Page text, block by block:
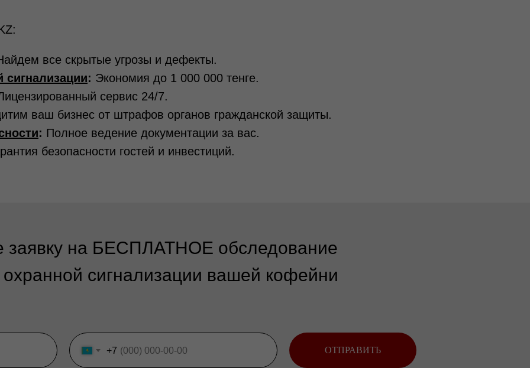
все скрытые угрозы и дефекты.
: Экономия до 1 000 000 тенге.
сервис 24/7.
ваш бизнес от штрафов органов гражданской защиты.
: Полное ведение документации за вас.
безопасности гостей и инвестиций.
заявку на БЕСПЛАТНОЕ обследование
сигнализации вашей кофейни
+7 ОТПРАВИТЬ